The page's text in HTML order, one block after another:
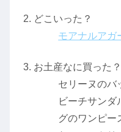
どこいった？
モアナルアガ
お土産なに買った？
セリーヌのバ
ビーチサンダ
グのワンピー